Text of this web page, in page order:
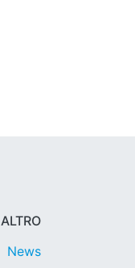
ALTRO
News